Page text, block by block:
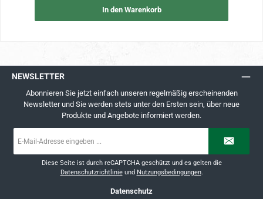
In den Warenkorb
NEWSLETTER
Abonnieren Sie jetzt einfach unseren regelmäßig erscheinenden
Newsletter und Sie werden stets unter den Ersten sein, über neue
Produkte und Angebote informiert werden.
Mail-
Diese Seite ist durch reCAPTCHA geschützt und es gelten die
Datenschutzrichtlinieund Nutzungsbedingungen.
Datenschutz